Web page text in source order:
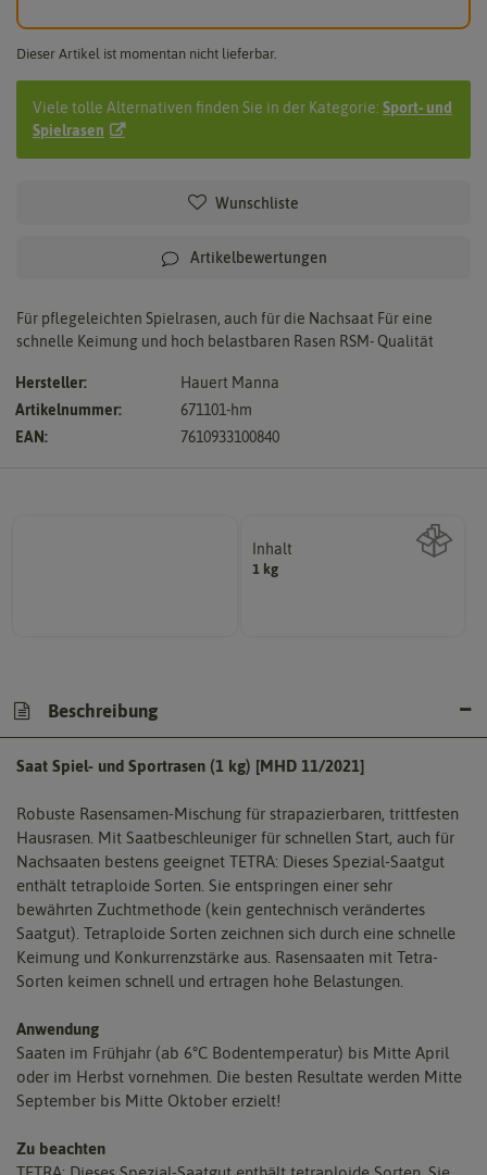
Dieser Artikel ist momentan nicht lieferbar.
Viele tolle Alternativen finden Sie in der Kategorie: Sport- und
Spielrasen
Wunschliste
Artikelbewertungen
Für pflegeleichten Spielrasen, auch für die Nachsaat Für eine
schnelle Keimung und hoch belastbaren Rasen RSM- Qualität
Hersteller:
Hauert Manna
Artikelnummer:
671101-hm
EAN:
7610933100840
Inhalt
1 kg
Beschreibung
Saat Spiel- und Sportrasen (1 kg) [MHD 11/2021]
Robuste Rasensamen-Mischung für strapazierbaren, trittfesten
Hausrasen. Mit Saatbeschleuniger für schnellen Start, auch für
Nachsaaten bestens geeignet TETRA: Dieses Spezial-Saatgut
enthält tetraploide Sorten. Sie entspringen einer sehr
bewährten Zuchtmethode (kein gentechnisch verändertes
Saatgut). Tetraploide Sorten zeichnen sich durch eine schnelle
Keimung und Konkurrenzstärke aus. Rasensaaten mit Tetra-
Sorten keimen schnell und ertragen hohe Belastungen.
Anwendung
Saaten im Frühjahr (ab 6°C Bodentemperatur) bis Mitte April
oder im Herbst vornehmen. Die besten Resultate werden Mitte
September bis Mitte Oktober erzielt!
Zu beachten